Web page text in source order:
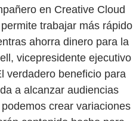
en Creative Cloud
trabajar más rápido
ahorra dinero para la
vicepresidente ejecutivo
verdadero beneficio para
a alcanzar audiencias
crear variaciones